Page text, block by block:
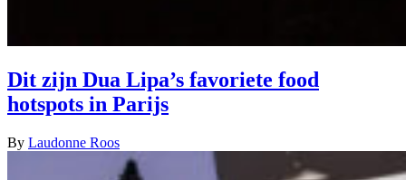
Dit zijn Dua Lipa’s favoriete food
hotspots in Parijs
By Laudonne Roos